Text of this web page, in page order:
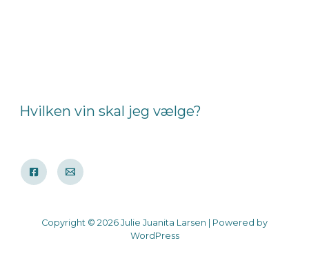
Hvilken vin skal jeg vælge?
Copyright © 2026 Julie Juanita Larsen | Powered by
WordPress